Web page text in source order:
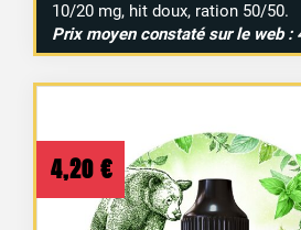
10/20 mg, hit doux, ration 50/50.
Prix moyen constaté sur le web :
4,20 €